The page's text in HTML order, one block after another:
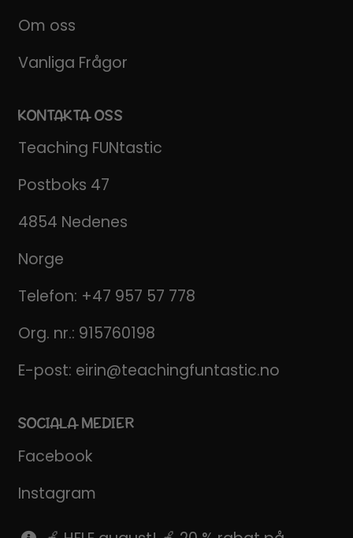
Om oss
Vanliga Frågor
KONTAKTA OSS
Teaching FUNtastic
Postboks 47
4854 Nedenes
Norge
Telefon: +47 957 57 778
Org. nr.: 915760198
E-post: eirin@teachingfuntastic.no
SOCIALA MEDIER
Facebook
Instagram
Pinterest